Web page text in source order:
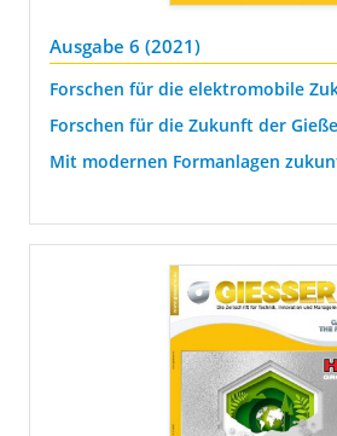
Ausgabe 6 (2021)
Forschen für die elektromobile
Forschen für die Zukunft der
Mit modernen Formanlagen